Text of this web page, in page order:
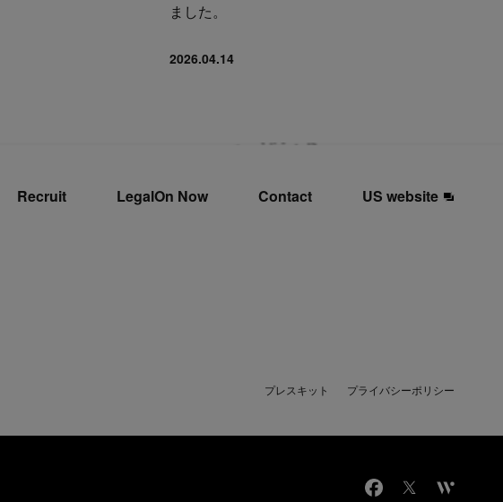
ました。
2026.04.14
Recruit LegalOn Now Contact US website
プレスキット プライバシーポリシー